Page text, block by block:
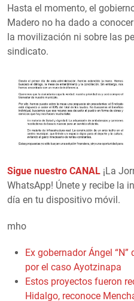
Hasta el momento, el
Madero no ha dado a
la movilización ni sobre las
sindicato.
Sigue nuestro CANAL ¡La
WhatsApp! Únete y recibe la
día en tu dispositivo móvil.
mho
Ex gobernador Ángel
por el caso Ayotzinapa
Estos proyectos fueron
Hidalgo, reconoce